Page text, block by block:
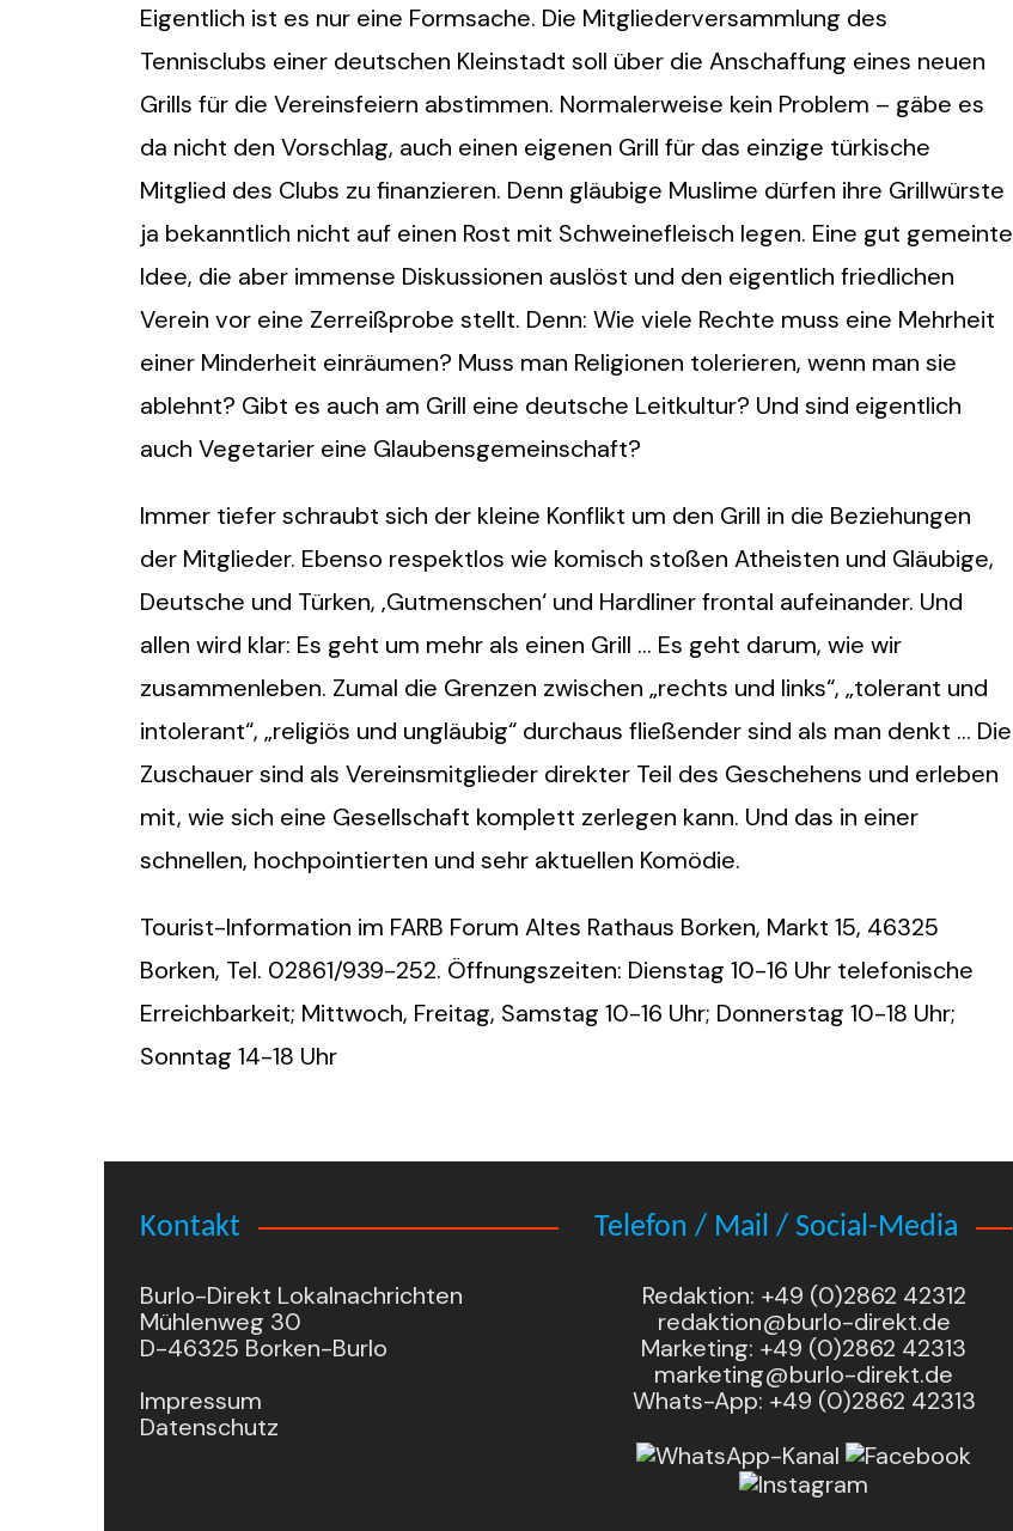
Eigentlich ist es nur eine Formsache. Die Mitgliederversammlung des
Tennisclubs einer deutschen Kleinstadt soll über die Anschaffung eines neuen
Grills für die Vereinsfeiern abstimmen. Normalerweise kein Problem – gäbe es
da nicht den Vorschlag, auch einen eigenen Grill für das einzige türkische
Mitglied des Clubs zu finanzieren. Denn gläubige Muslime dürfen ihre Grillwürste
ja bekanntlich nicht auf einen Rost mit Schweinefleisch legen. Eine gut gemeinte
Idee, die aber immense Diskussionen auslöst und den eigentlich friedlichen
Verein vor eine Zerreißprobe stellt. Denn: Wie viele Rechte muss eine Mehrheit
einer Minderheit einräumen? Muss man Religionen tolerieren, wenn man sie
ablehnt? Gibt es auch am Grill eine deutsche Leitkultur? Und sind eigentlich
auch Vegetarier eine Glaubensgemeinschaft?
Immer tiefer schraubt sich der kleine Konflikt um den Grill in die Beziehungen
der Mitglieder. Ebenso respektlos wie komisch stoßen Atheisten und Gläubige,
Deutsche und Türken, ‚Gutmenschen‘ und Hardliner frontal aufeinander. Und
allen wird klar: Es geht um mehr als einen Grill … Es geht darum, wie wir
zusammenleben. Zumal die Grenzen zwischen „rechts und links“, „tolerant und
intolerant“, „religiös und ungläubig“ durchaus fließender sind als man denkt … Die
Zuschauer sind als Vereinsmitglieder direkter Teil des Geschehens und erleben
mit, wie sich eine Gesellschaft komplett zerlegen kann. Und das in einer
schnellen, hochpointierten und sehr aktuellen Komödie.
Tourist-Information im FARB Forum Altes Rathaus Borken, Markt 15, 46325
Borken, Tel. 02861/939-252. Öffnungszeiten: Dienstag 10-16 Uhr telefonische
Erreichbarkeit; Mittwoch, Freitag, Samstag 10-16 Uhr; Donnerstag 10-18 Uhr;
Sonntag 14-18 Uhr
Kontakt
Burlo-Direkt Lokalnachrichten
Mühlenweg 30
D-46325 Borken-Burlo
Impressum
Datenschutz
Telefon / Mail / Social-Media
Redaktion: +49 (0)2862 42312
redaktion@burlo-direkt.de
Marketing: +49 (0)2862 42313
marketing@burlo-direkt.de
Whats-App: +49 (0)2862 42313